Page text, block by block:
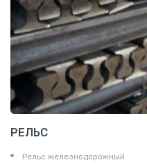
РЕЛЬС
Рельс железнодорожный